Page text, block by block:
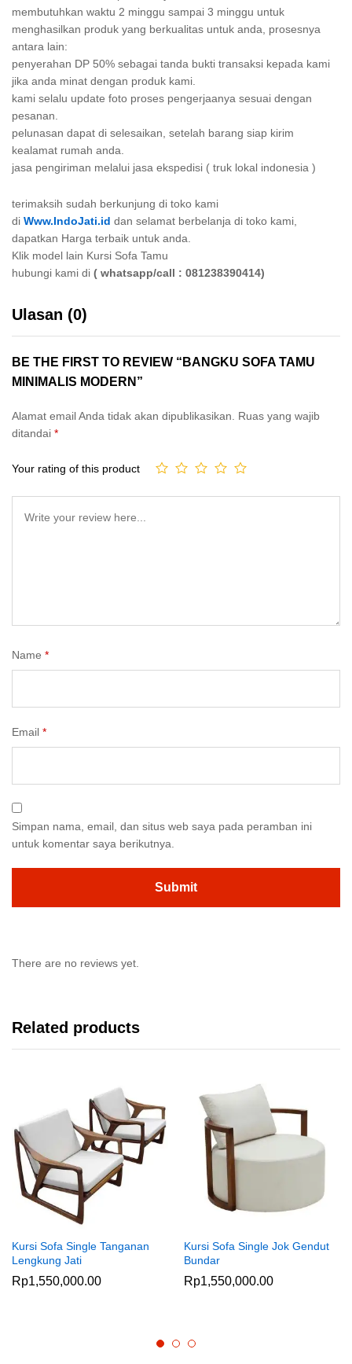
membutuhkan waktu 2 minggu sampai 3 minggu untuk
menghasilkan produk yang berkualitas untuk anda, prosesnya
antara lain:
penyerahan DP 50% sebagai tanda bukti transaksi kepada kami
jika anda minat dengan produk kami.
kami selalu update foto proses pengerjaanya sesuai dengan
pesanan.
pelunasan dapat di selesaikan, setelah barang siap kirim
kealamat rumah anda.
jasa pengiriman melalui jasa ekspedisi ( truk lokal indonesia )
terimaksih sudah berkunjung di toko kami
di Www.IndoJati.id dan selamat berbelanja di toko kami,
dapatkan Harga terbaik untuk anda.
Klik model lain Kursi Sofa Tamu
hubungi kami di ( whatsapp/call : 081238390414)
Ulasan (0)
BE THE FIRST TO REVIEW “BANGKU SOFA TAMU
MINIMALIS MODERN”
Alamat email Anda tidak akan dipublikasikan.
Ruas yang wajib
ditandai *
Your rating of this product
Name *
Email *
Simpan nama, email, dan situs web saya pada peramban ini
untuk komentar saya berikutnya.
There are no reviews yet.
Related products
Kursi Sofa Single Tanganan
Lengkung Jati
Rp1,550,000.00
Kursi Sofa Single Jok Gendut
Bundar
Rp1,550,000.00